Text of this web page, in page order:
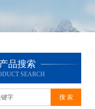
产品搜索
SEARCH